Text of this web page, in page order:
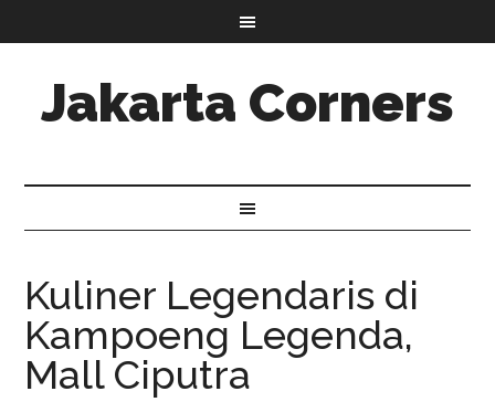
Jakarta Corners
Kuliner Legendaris di
Kampoeng Legenda,
Mall Ciputra